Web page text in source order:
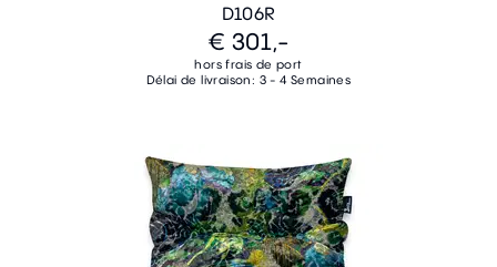
D106R
€ 301,-
hors frais de port
Délai de livraison: 3 - 4 Semaines